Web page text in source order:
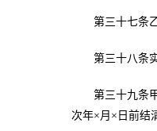
第三十七条
第三十八条
第三十九条
次年×月×日前结